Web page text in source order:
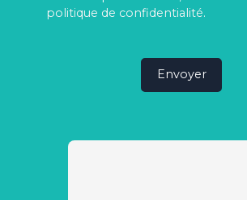
politique de confidentialité.
Envoyer